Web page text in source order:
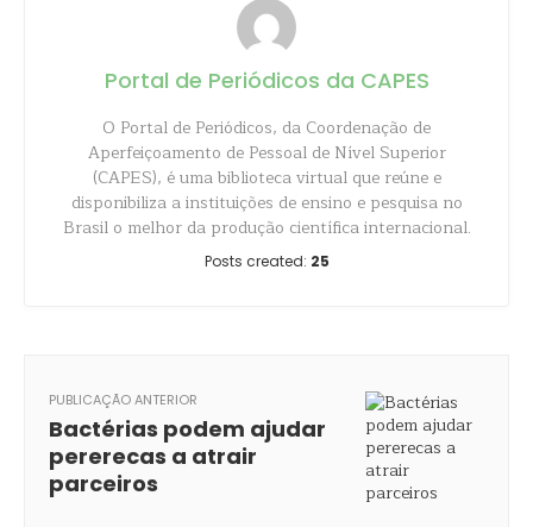
Portal de Periódicos da CAPES
O Portal de Periódicos, da Coordenação de
Aperfeiçoamento de Pessoal de Nível Superior
(CAPES), é uma biblioteca virtual que reúne e
disponibiliza a instituições de ensino e pesquisa no
Brasil o melhor da produção científica internacional.
Posts created: 25
PUBLICAÇÃO ANTERIOR
Bactérias podem ajudar
pererecas a atrair
parceiros